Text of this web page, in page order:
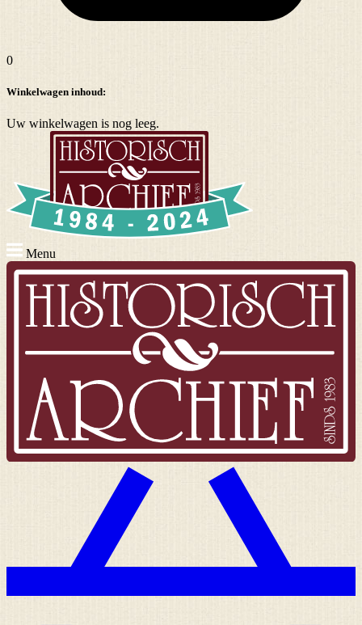
0
Winkelwagen inhoud:
Uw winkelwagen is nog leeg.
Menu